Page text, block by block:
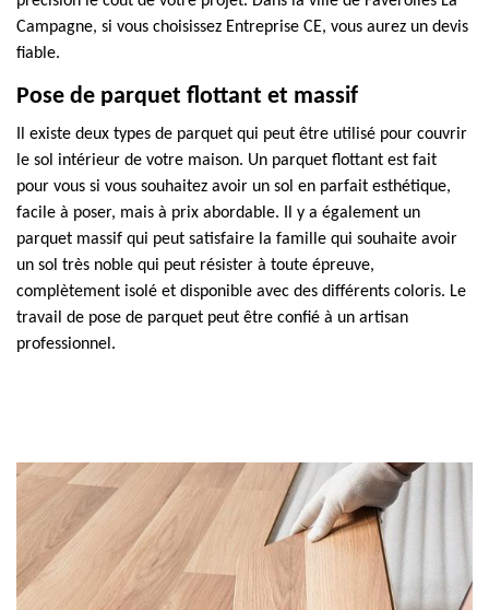
Campagne, si vous choisissez Entreprise CE, vous aurez un devis
fiable.
Pose de parquet flottant et massif
Il existe deux types de parquet qui peut être utilisé pour couvrir
le sol intérieur de votre maison. Un parquet flottant est fait
pour vous si vous souhaitez avoir un sol en parfait esthétique,
facile à poser, mais à prix abordable. Il y a également un
parquet massif qui peut satisfaire la famille qui souhaite avoir
un sol très noble qui peut résister à toute épreuve,
complètement isolé et disponible avec des différents coloris. Le
travail de pose de parquet peut être confié à un artisan
professionnel.